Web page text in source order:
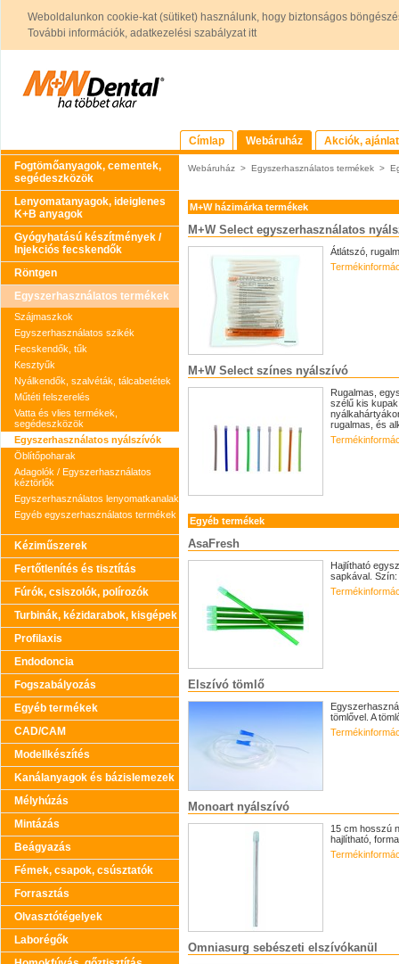
Weboldalunkon cookie-kat (sütiket) használunk, hogy biztonságos
További információk, adatkezelési szabályzat itt
Címlap Webáruház
Akciók,
Fogtömőanyagok, cementek,
segédeszközök
Lenyomatanyagok, ideiglenes
K+B anyagok
Gyógyhatású készítmények /
Injekciós fecskendők
Röntgen
Egyszerhasználatos termékek
Szájmaszkok
Egyszerhasználatos szikék
Fecskendők, tűk
Kesztyűk
Nyálkendők, szalvéták, tálcabetétek
Műtéti felszerelés
Vatta és vlies termékek,
segédeszközök
Egyszerhasználatos nyálszívók
Öblítőpoharak
Adagolók / Egyszerhasználatos
kéztörlők
Egyszerhasználatos lenyomatkanalak
Egyéb egyszerhasználatos termékek
Kéziműszerek
Fertőtlenítés és tisztítás
Fúrók, csiszolók, polírozók
Turbinák, kézidarabok, kisgépek
Profilaxis
Endodoncia
Fogszabályozás
Egyéb termékek
CAD/CAM
Modellkészítés
Kanálanyagok és bázislemezek
Mélyhúzás
Mintázás
Beágyazás
Fémek, csapok, csúsztatók
Forrasztás
Olvasztótégelyek
Laborégők
Webáruház > Egyszerhasználatos termékek >
M+W házimárka termékek
M+W Select egyszerhasználatos
Átlátszó,
M+W Select színes nyálszívó
Rugalmas,
szélű kis
rugalmas, és
Egyéb termékek
AsaFresh
Hajlítható
sapkával.
Elszívó tömlő
tömlővel. A
Monoart nyálszívó
15 cm hosszú
hajlítható,
Omniasurg sebészeti elszívókanül